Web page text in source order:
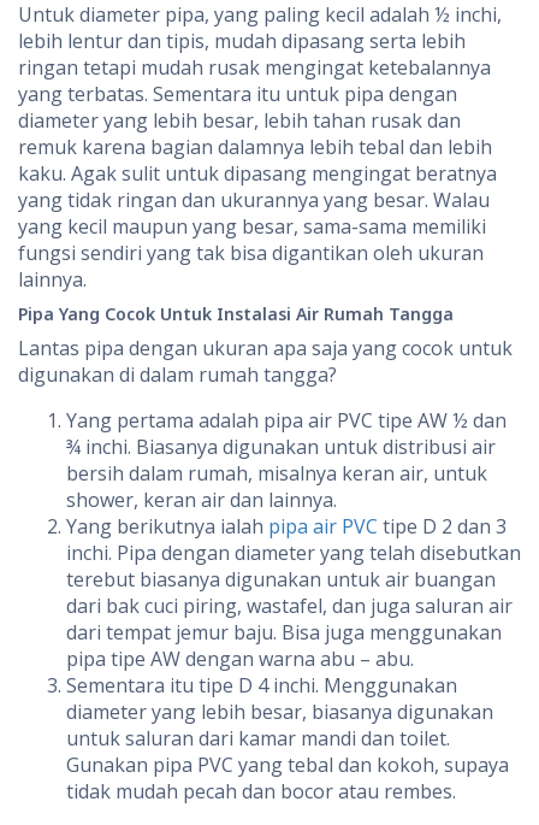
Untuk diameter pipa, yang paling kecil adalah ½ inchi,
lebih lentur dan tipis, mudah dipasang serta lebih
ringan tetapi mudah rusak mengingat ketebalannya
yang terbatas. Sementara itu untuk pipa dengan
diameter yang lebih besar, lebih tahan rusak dan
remuk karena bagian dalamnya lebih tebal dan lebih
kaku. Agak sulit untuk dipasang mengingat beratnya
yang tidak ringan dan ukurannya yang besar. Walau
yang kecil maupun yang besar, sama-sama memiliki
fungsi sendiri yang tak bisa digantikan oleh ukuran
lainnya.
Pipa Yang Cocok Untuk Instalasi Air Rumah Tangga
Lantas pipa dengan ukuran apa saja yang cocok untuk
digunakan di dalam rumah tangga?
Yang pertama adalah pipa air PVC tipe AW ½ dan
¾ inchi. Biasanya digunakan untuk distribusi air
bersih dalam rumah, misalnya keran air, untuk
shower, keran air dan lainnya.
Yang berikutnya ialah pipa air PVC tipe D 2 dan 3
inchi. Pipa dengan diameter yang telah disebutkan
terebut biasanya digunakan untuk air buangan
dari bak cuci piring, wastafel, dan juga saluran air
dari tempat jemur baju. Bisa juga menggunakan
pipa tipe AW dengan warna abu – abu.
Sementara itu tipe D 4 inchi. Menggunakan
diameter yang lebih besar, biasanya digunakan
untuk saluran dari kamar mandi dan toilet.
Gunakan pipa PVC yang tebal dan kokoh, supaya
tidak mudah pecah dan bocor atau rembes.